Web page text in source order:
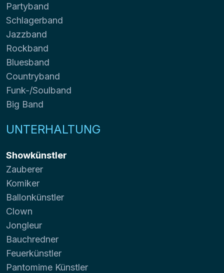
Partyband
Schlagerband
Jazzband
Rockband
Bluesband
Countryband
Funk-/Soulband
Big Band
UNTERHALTUNG
Showkünstler
Zauberer
Komiker
Ballonkünstler
Clown
Jongleur
Bauchredner
Feuerkünstler
Pantomime Künstler